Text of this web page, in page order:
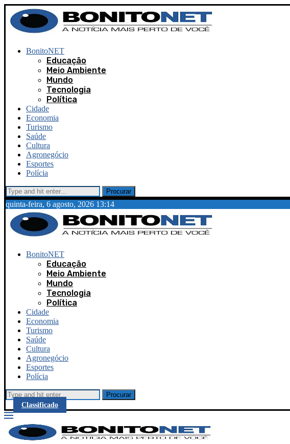
BonitoNET
Educação
Meio Ambiente
Mundo
Tecnologia
Política
Cidade
Economia
Turismo
Saúde
Cultura
Agronegócio
Esportes
Polícia
Procurar
quinta-feira, 6 agosto, 2026 13:14
BonitoNET
Educação
Meio Ambiente
Mundo
Tecnologia
Política
Cidade
Economia
Turismo
Saúde
Cultura
Agronegócio
Esportes
Polícia
Procurar
Classificado